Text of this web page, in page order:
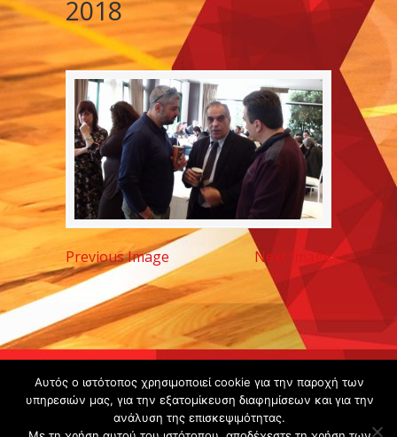
2018
Previous Image Next Image
Copyright ©
2020 -
Gsperamatosermis.gr
Αυτός ο ιστότοπος χρησιμοποιεί cookie για την παροχή των
υπηρεσιών μας, για την εξατομίκευση διαφημίσεων και για την
ανάλυση της επισκεψιμότητας.